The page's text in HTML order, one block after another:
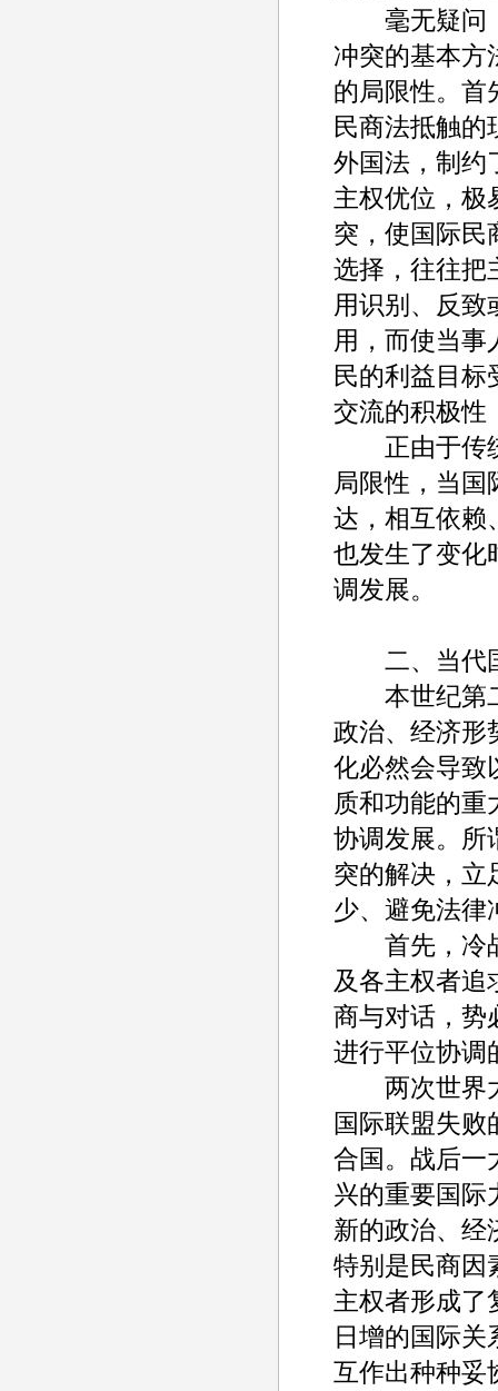
毫无疑问，
冲突的基本方
的局限性。首
民商法抵触的
外国法，制约
主权优位，极
突，使国际民
选择，往往把
用识别、反致
用，而使当事
民的利益目标
交流的积极性
正由于传统
局限性，当国
达，相互依赖
也发生了变化
调发展。
二、当代国
本世纪第二
政治、经济形
化必然会导致
质和功能的重
协调发展。所
突的解决，立
少、避免法律
首先，冷战
及各主权者追
商与对话，势
进行平位协调
两次世界大
国际联盟失败
合国。战后一
兴的重要国际
新的政治、经
特别是民商因
主权者形成了
日增的国际关
互作出种种妥